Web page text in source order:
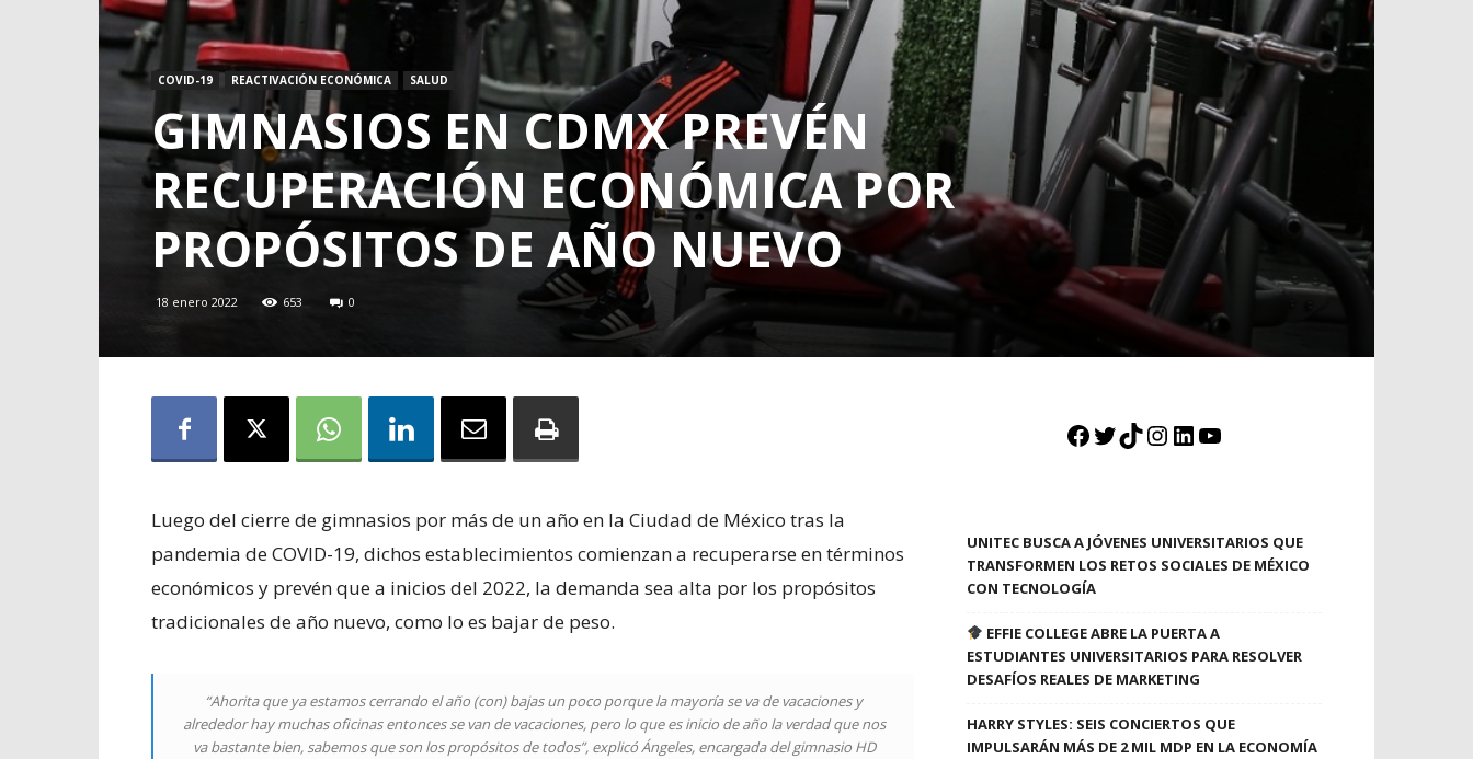
COVID-19 REACTIVACIÓN ECONÓMICA SALUD
GIMNASIOS EN CDMX PREVÉN
RECUPERACIÓN ECONÓMICA POR
PROPÓSITOS DE AÑO NUEVO
18 enero 2022 653 0
Luego del cierre de gimnasios por más de un año en la Ciudad de México tras la
pandemia de COVID-19, dichos establecimientos comienzan a recuperarse en términos
económicos y prevén que a inicios del 2022, la demanda sea alta por los propósitos
tradicionales de año nuevo, como lo es bajar de peso.
“Ahorita que ya estamos cerrando el año (con) bajas un poco porque la mayoría se va de vacaciones y
alrededor hay muchas oficinas entonces se van de vacaciones, pero lo que es inicio de año la verdad que nos
va bastante bien, sabemos que son los propósitos de todos”, explicó Ángeles, encargada del gimnasio HD
Facebook
Twitter
TikTok
Instagram
LinkedIn
YouTube
UNITEC BUSCA A JÓVENES UNIVERSITARIOS QUE
TRANSFORMEN LOS RETOS SOCIALES DE MÉXICO
CON TECNOLOGÍA
EFFIE COLLEGE ABRE LA PUERTA A
ESTUDIANTES UNIVERSITARIOS PARA RESOLVER
DESAFÍOS REALES DE MARKETING
HARRY STYLES: SEIS CONCIERTOS QUE
IMPULSARÁN MÁS DE 2 MIL MDP EN LA ECONOMÍA